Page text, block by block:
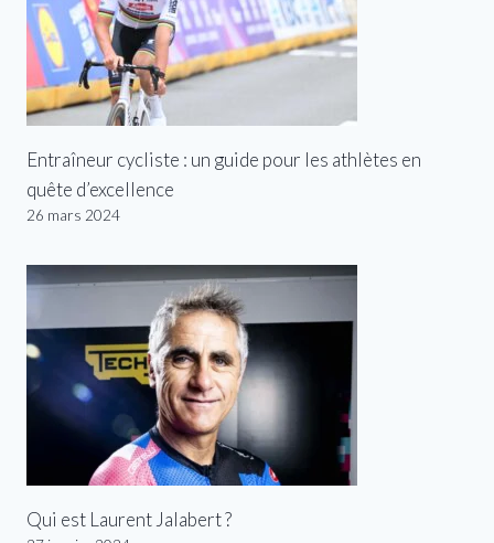
Entraîneur cycliste : un guide pour les athlètes en
quête d’excellence
26 mars 2024
Qui est Laurent Jalabert ?